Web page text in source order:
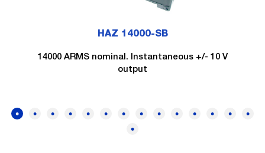
HAZ 14000-SB
14000 ARMS nominal. Instantaneous +/- 10 V
output